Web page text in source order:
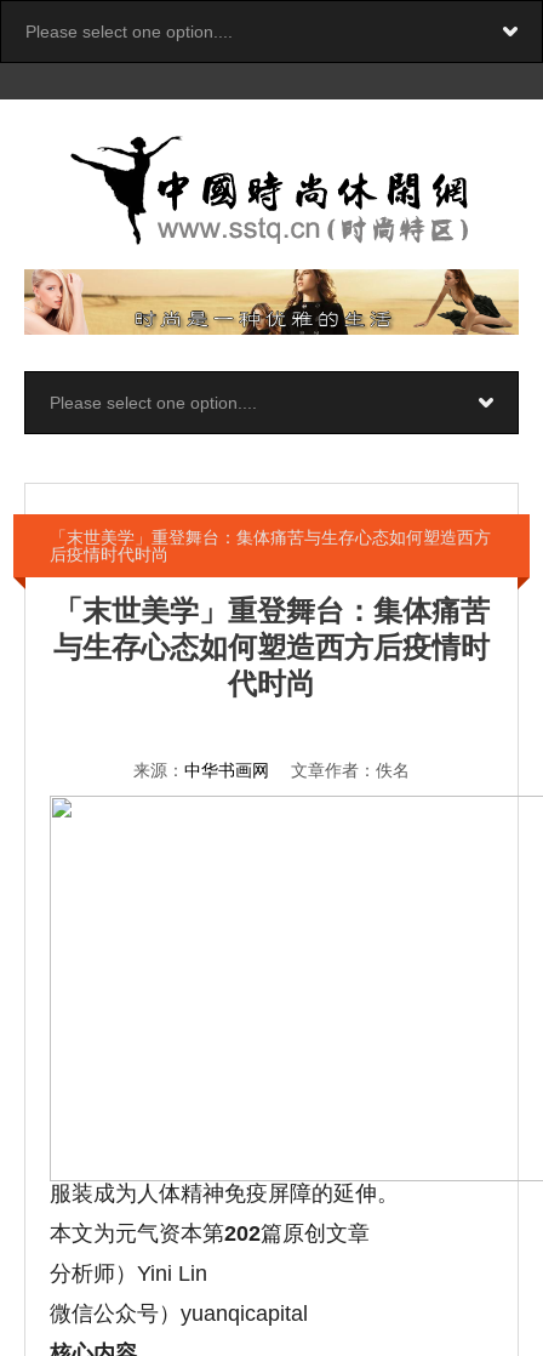
「末世美学」重登舞台：集体痛苦与生存心态如何塑造西方
后疫情时代时尚
「末世美学」重登舞台：集体痛苦
与生存心态如何塑造西方后疫情时
代时尚
来源： 中华书画网 文章作者：佚名
服装成为人体精神免疫屏障的延伸。
本文为元气资本第202篇原创文章
分析师）Yini Lin
微信公众号）yuanqicapital